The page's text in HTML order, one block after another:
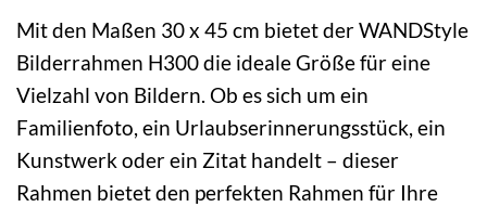
Mit den Maßen 30 x 45 cm bietet der WANDStyle
Bilderrahmen H300 die ideale Größe für eine
Vielzahl von Bildern. Ob es sich um ein
Familienfoto, ein Urlaubserinnerungsstück, ein
Kunstwerk oder ein Zitat handelt – dieser
Rahmen bietet den perfekten Rahmen für Ihre